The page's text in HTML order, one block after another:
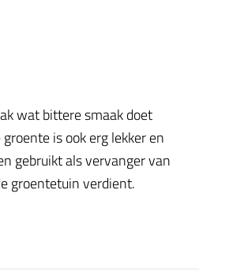
wat bittere smaak doet
is ook erg lekker en
gebruikt als vervanger van
groentetuin verdient.